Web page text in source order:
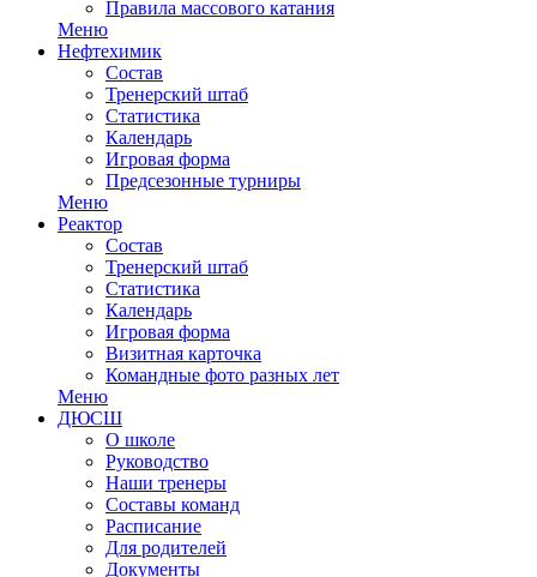
Правила массового катания
Меню
Нефтехимик
Состав
Тренерский штаб
Статистика
Календарь
Игровая форма
Предсезонные турниры
Меню
Реактор
Состав
Тренерский штаб
Статистика
Календарь
Игровая форма
Визитная карточка
Командные фото разных лет
Меню
ДЮСШ
О школе
Руководство
Наши тренеры
Составы команд
Расписание
Для родителей
Документы